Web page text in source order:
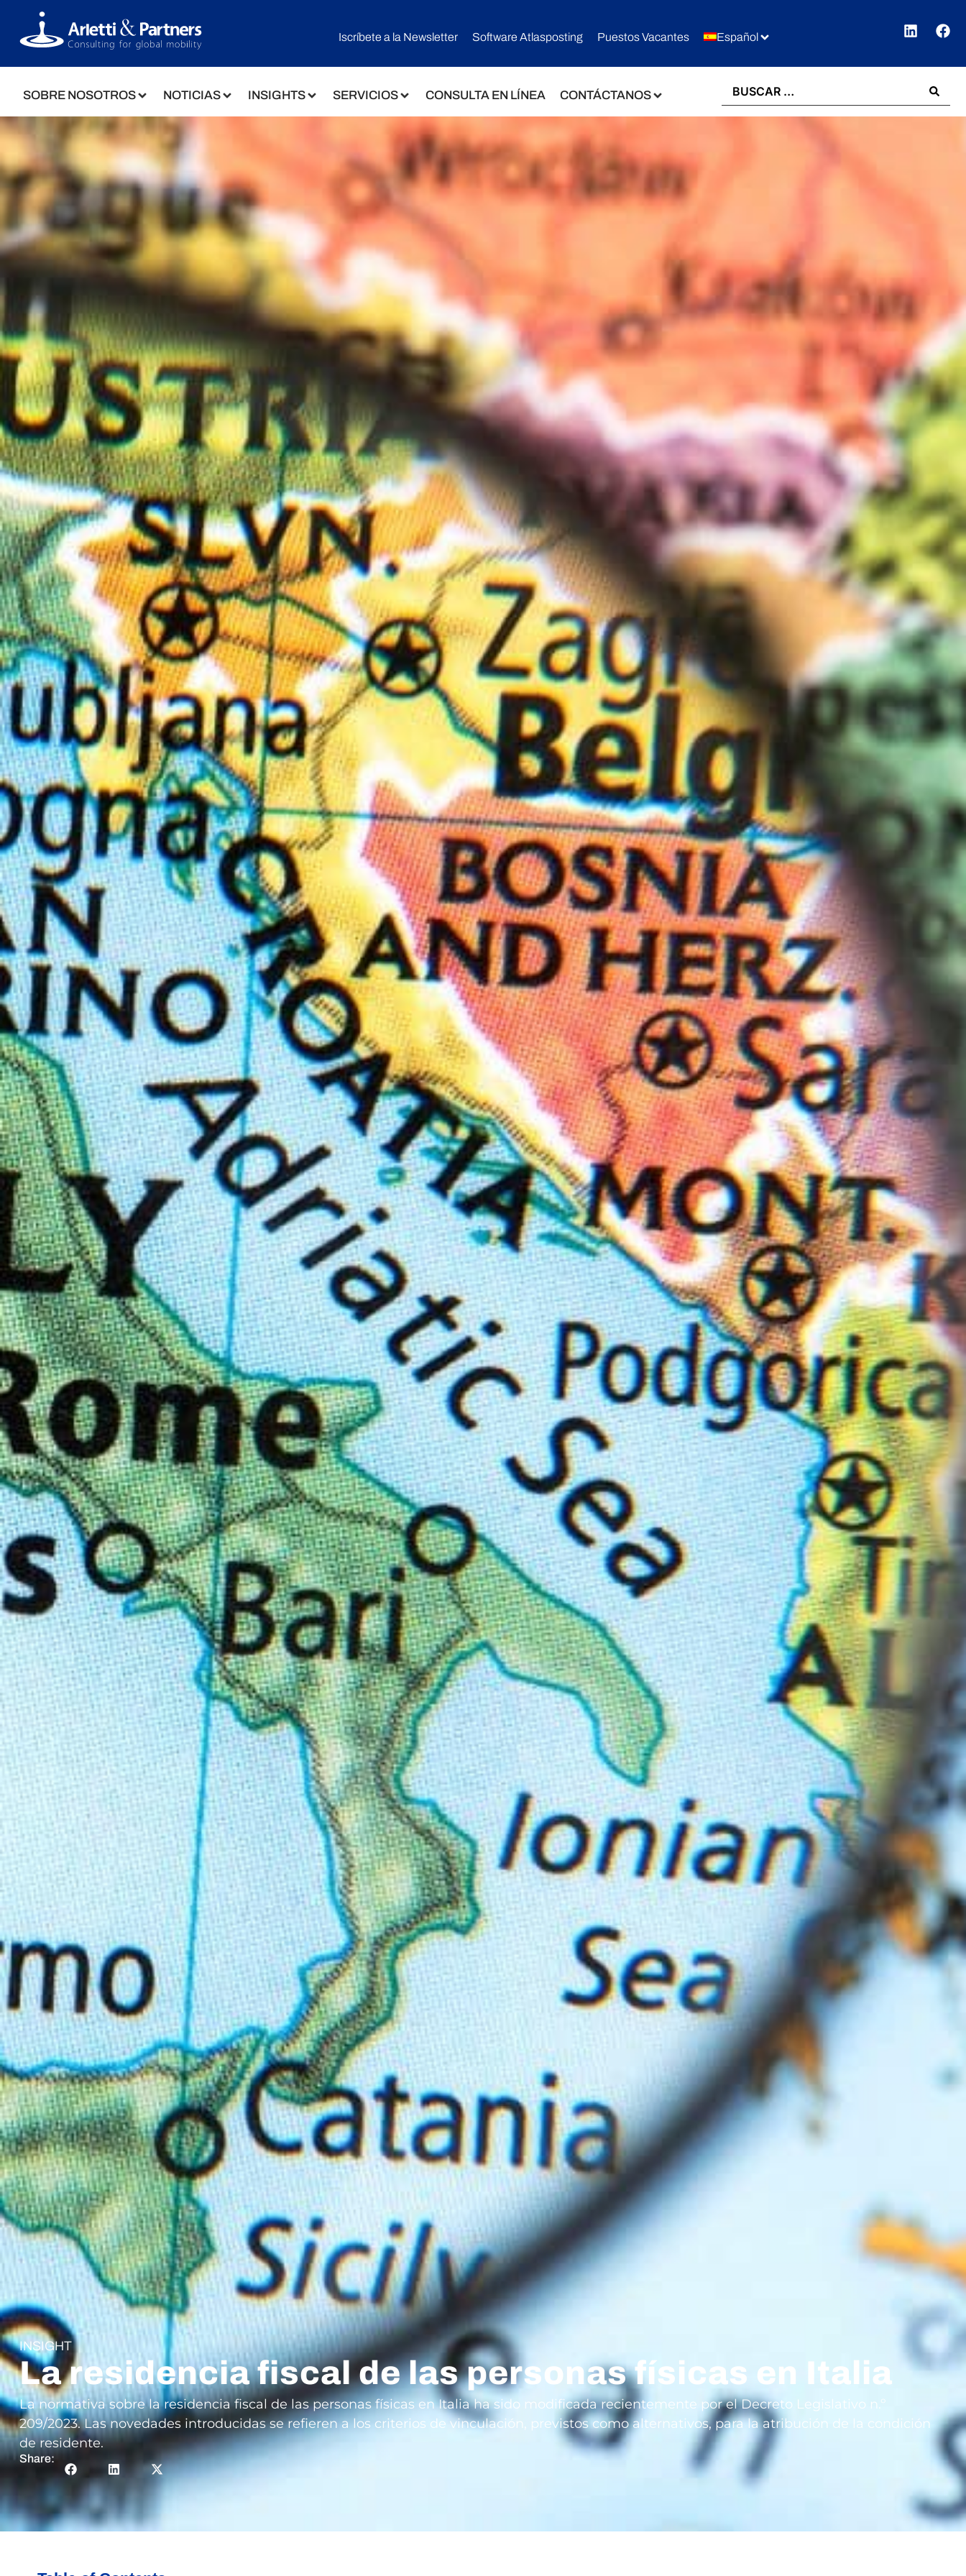
Iscríbete a la Newsletter Software Atlasposting Puestos Vacantes Español
SOBRE NOSOTROS NOTICIAS INSIGHTS SERVICIOS CONSULTA EN LÍNEA CONTÁCTANOS
INSIGHT
La residencia fiscal de las personas físicas en Italia
La normativa sobre la residencia fiscal de las personas físicas en Italia ha sido modificada recientemente por el Decreto Legislativo n.º
209/2023. Las novedades introducidas se refieren a los criterios de vinculación, previstos como alternativos, para la atribución de la condición
de residente.
Share: